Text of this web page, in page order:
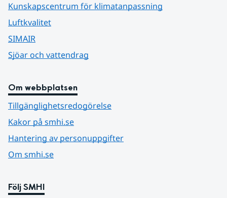
Kunskapscentrum för klimatanpassning
Luftkvalitet
SIMAIR
Sjöar och vattendrag
Om webbplatsen
Tillgänglighetsredogörelse
Kakor på smhi.se
Hantering av personuppgifter
Om smhi.se
Följ SMHI